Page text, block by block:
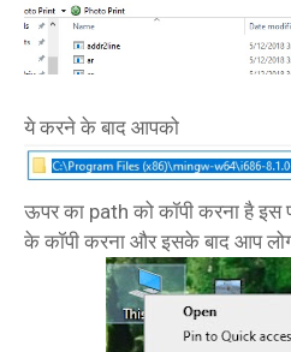
ये करने के बाद आपको
ऊपर का path को कॉपी करना है
के कॉपी करना और इसके बाद आप